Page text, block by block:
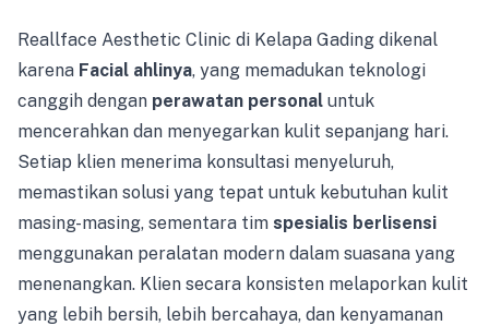
Reallface Aesthetic Clinic di Kelapa Gading dikenal
karena Facial ahlinya, yang memadukan teknologi
canggih dengan perawatan personal untuk
mencerahkan dan menyegarkan kulit sepanjang hari.
Setiap klien menerima konsultasi menyeluruh,
memastikan solusi yang tepat untuk kebutuhan kulit
masing-masing, sementara tim spesialis berlisensi
menggunakan peralatan modern dalam suasana yang
menenangkan. Klien secara konsisten melaporkan kulit
yang lebih bersih, lebih bercahaya, dan kenyamanan